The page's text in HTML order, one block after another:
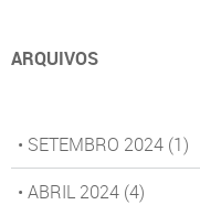
ARQUIVOS
• SETEMBRO 2024 (1)
• ABRIL 2024 (4)